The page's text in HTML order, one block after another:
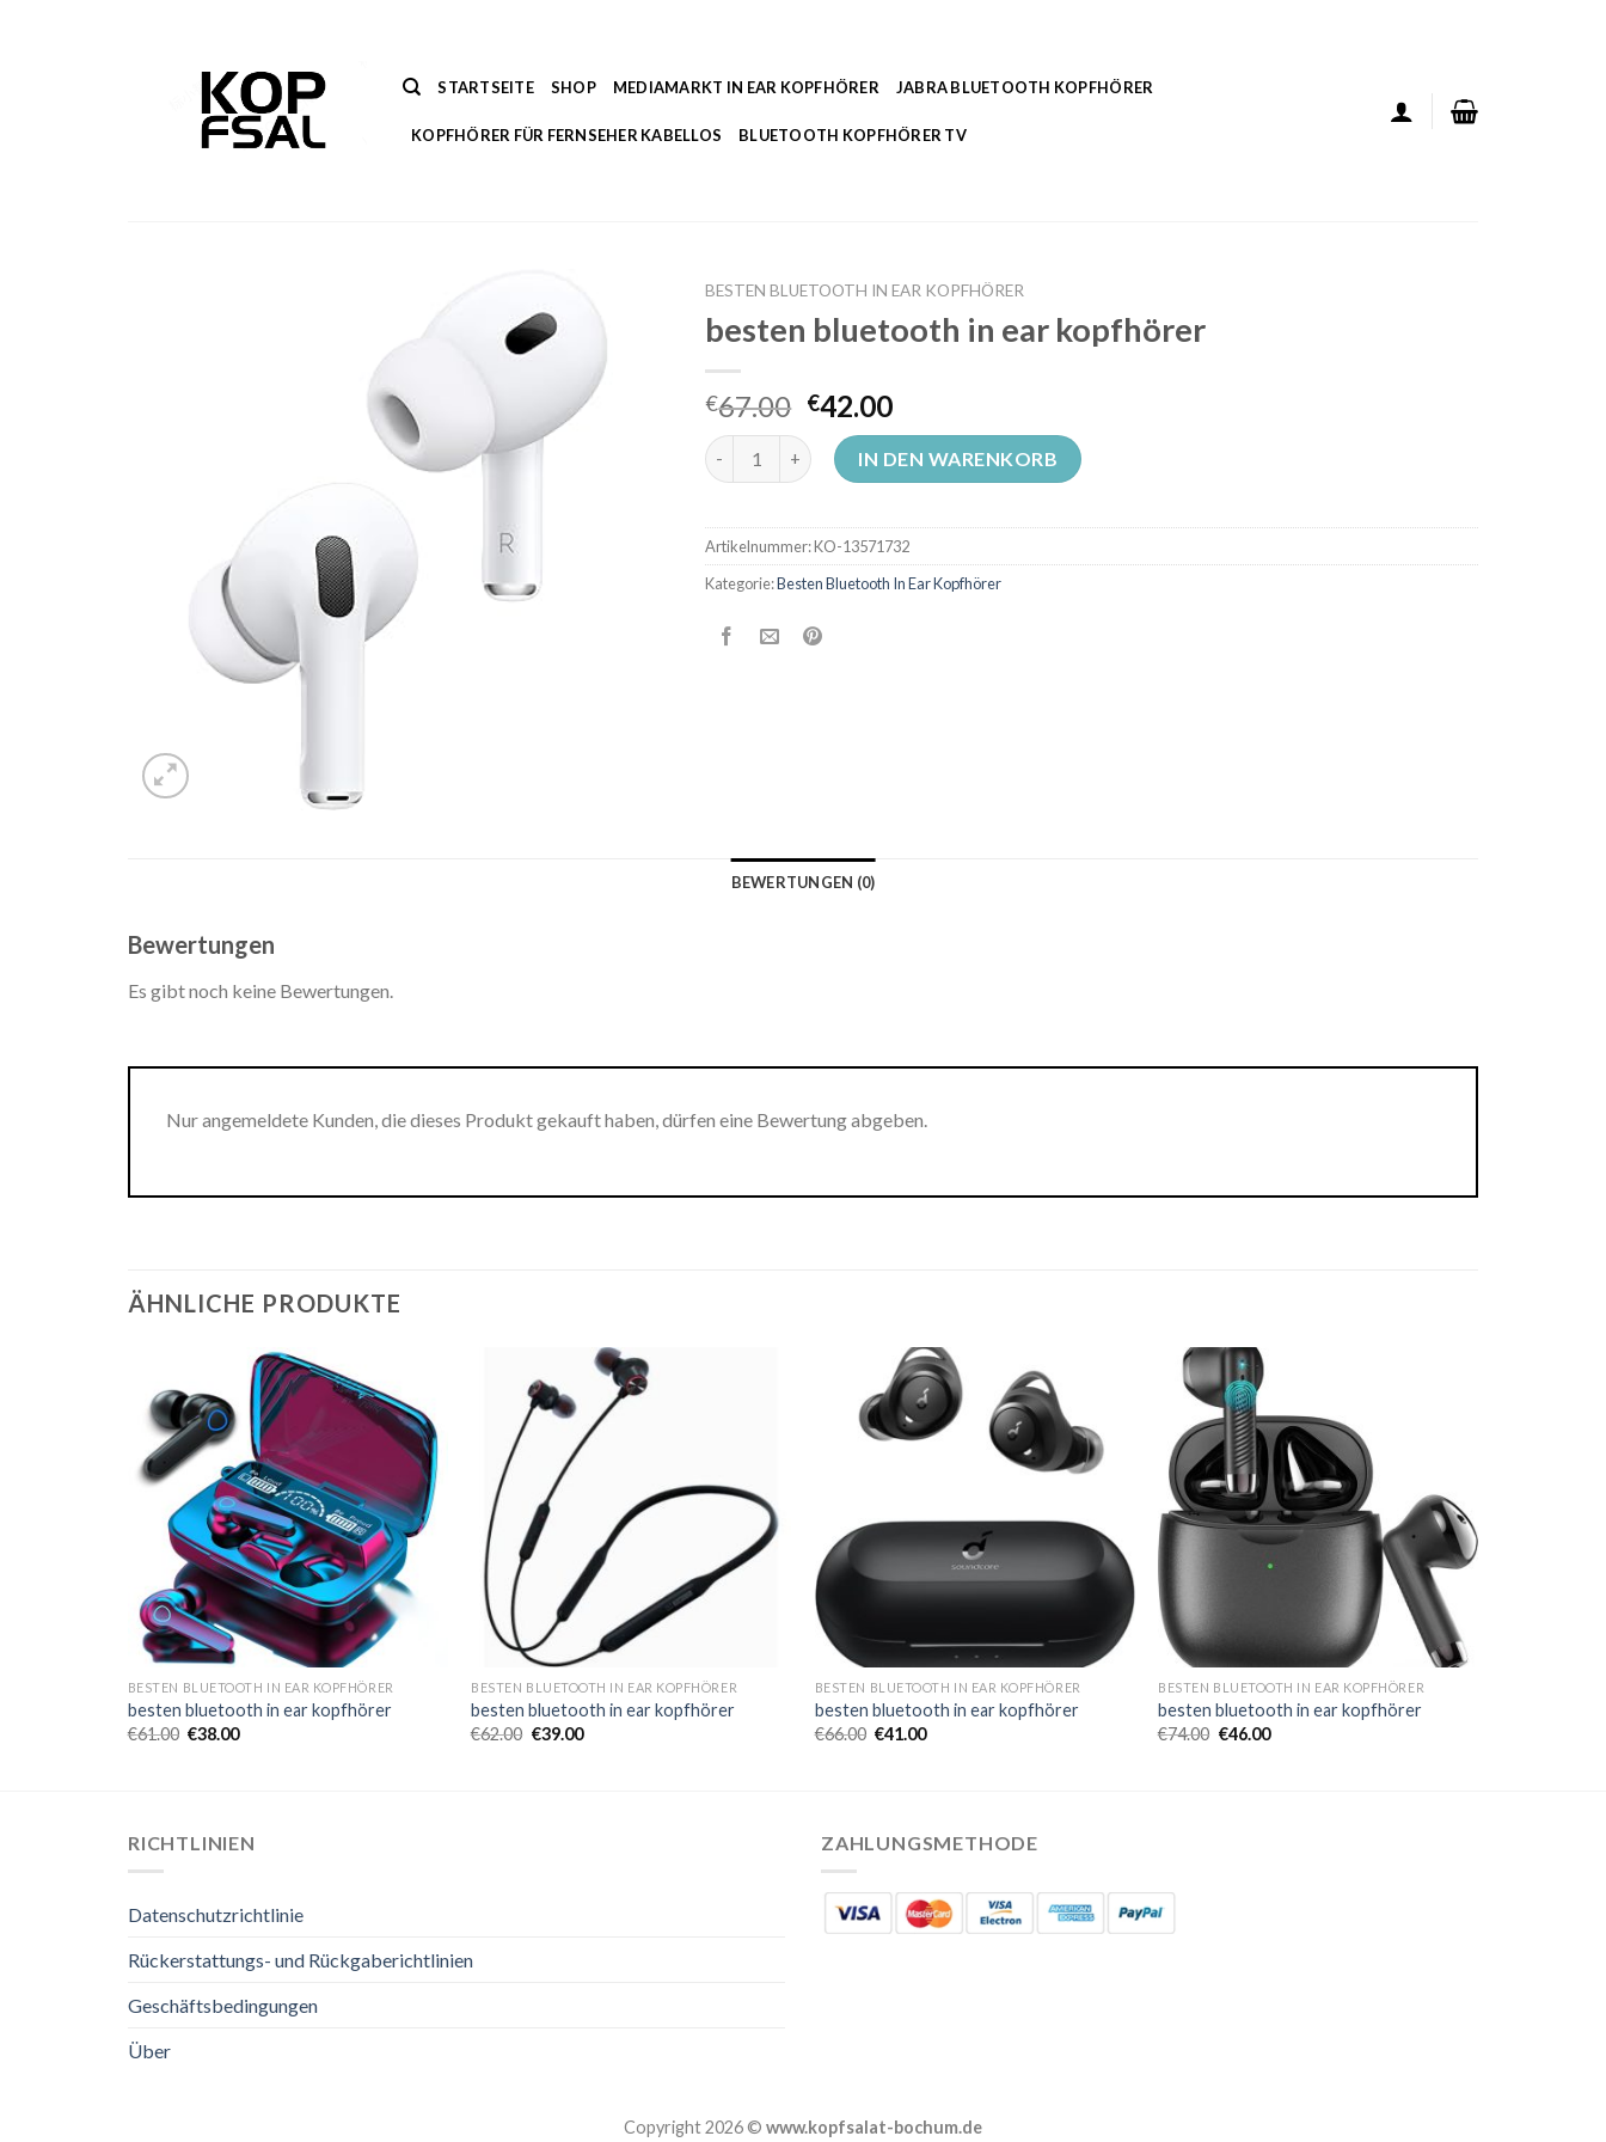
STARTSEITE SHOP MEDIAMARKT IN EAR KOPFHÖRER JABRA BLUETOOTH KOPFHÖRER
KOPFHÖRER FÜR FERNSEHER KABELLOS BLUETOOTH KOPFHÖRER TV
BESTEN BLUETOOTH IN EAR KOPFHÖRER
besten bluetooth in ear kopfhörer
€67.00 €42.00
besten bluetooth in ear kopfhörer Menge
IN DEN WARENKORB
Artikelnummer:KO-13571732
Kategorie:Besten Bluetooth In Ear Kopfhörer
BEWERTUNGEN (0)
Bewertungen
Es gibt noch keine Bewertungen.
Nur angemeldete Kunden, die dieses Produkt gekauft haben, dürfen eine Bewertung abgeben.
ÄHNLICHE PRODUKTE
BESTEN BLUETOOTH IN EAR KOPFHÖRER
besten bluetooth in ear kopfhörer
€61.00 €38.00
BESTEN BLUETOOTH IN EAR KOPFHÖRER
besten bluetooth in ear kopfhörer
€62.00 €39.00
BESTEN BLUETOOTH IN EAR KOPFHÖRER
besten bluetooth in ear kopfhörer
€66.00 €41.00
BESTEN BLUETOOTH IN EAR KOPFHÖRER
besten bluetooth in ear kopfhörer
€74.00 €46.00
RICHTLINIEN
Datenschutzrichtlinie
Rückerstattungs- und Rückgaberichtlinien
Geschäftsbedingungen
Über
ZAHLUNGSMETHODE
Copyright 2026 © www.kopfsalat-bochum.de